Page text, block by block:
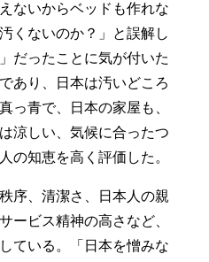
ないからベッドも作れな
くないのか？」と誤解し
だったことに気が付いた
あり、日本は汚いどころ
っ青で、日本の家屋も、
涼しい、気候に合ったつ
の知恵を高く評価した。
序、清潔さ、日本人の親
ービス精神の高さなど、
ている。「日本を憎みな